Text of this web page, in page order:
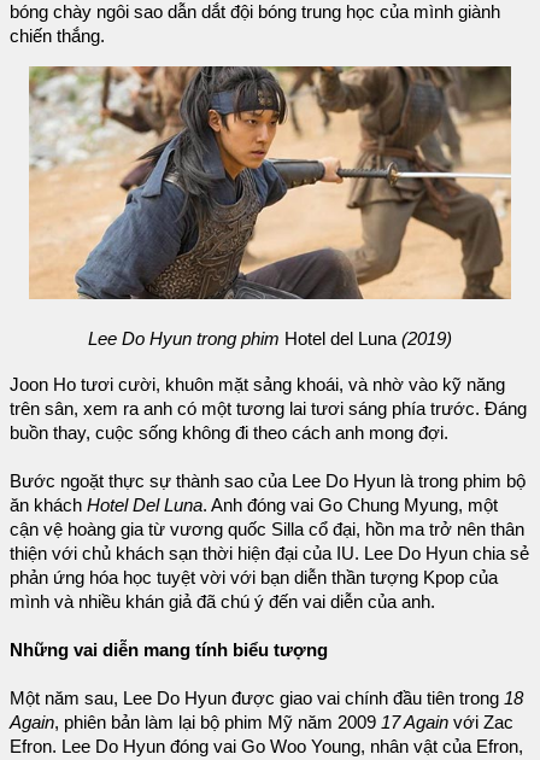
bóng chày ngôi sao dẫn dắt đội bóng trung học của mình giành
chiến thắng.
Lee Do Hyun trong phim Hotel del Luna (2019)
Joon Ho tươi cười, khuôn mặt sảng khoái, và nhờ vào kỹ năng
trên sân, xem ra anh có một tương lai tươi sáng phía trước. Đáng
buồn thay, cuộc sống không đi theo cách anh mong đợi.
Bước ngoặt thực sự thành sao của Lee Do Hyun là trong phim bộ
ăn khách Hotel Del Luna. Anh đóng vai Go Chung Myung, một
cận vệ hoàng gia từ vương quốc Silla cổ đại, hồn ma trở nên thân
thiện với chủ khách sạn thời hiện đại của IU. Lee Do Hyun chia sẻ
phản ứng hóa học tuyệt vời với bạn diễn thần tượng Kpop của
mình và nhiều khán giả đã chú ý đến vai diễn của anh.
Những vai diễn mang tính biểu tượng
Một năm sau, Lee Do Hyun được giao vai chính đầu tiên trong 18
Again, phiên bản làm lại bộ phim Mỹ năm 2009 17 Again với Zac
Efron. Lee Do Hyun đóng vai Go Woo Young, nhân vật của Efron,